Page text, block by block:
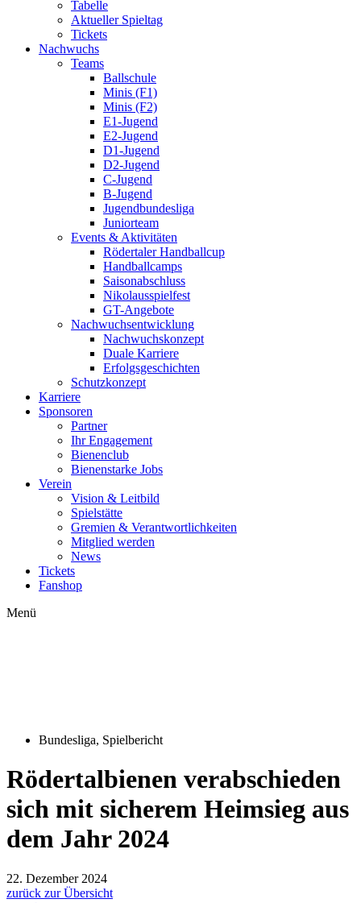
Tabelle
Aktueller Spieltag
Tickets
Nachwuchs
Teams
Ballschule
Minis (F1)
Minis (F2)
E1-Jugend
E2-Jugend
D1-Jugend
D2-Jugend
C-Jugend
B-Jugend
Jugendbundesliga
Juniorteam
Events & Aktivitäten
Rödertaler Handballcup
Handballcamps
Saisonabschluss
Nikolausspielfest
GT-Angebote
Nachwuchsentwicklung
Nachwuchskonzept
Duale Karriere
Erfolgsgeschichten
Schutzkonzept
Karriere
Sponsoren
Partner
Ihr Engagement
Bienenclub
Bienenstarke Jobs
Verein
Vision & Leitbild
Spielstätte
Gremien & Verantwortlichkeiten
Mitglied werden
News
Tickets
Fanshop
Menü
Bundesliga, Spielbericht
Rödertalbienen verabschieden
sich mit sicherem Heimsieg aus
dem Jahr 2024
22. Dezember 2024
zurück zur Übersicht